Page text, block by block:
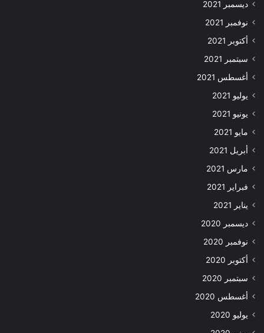
ديسمبر 2021
نوفمبر 2021
أكتوبر 2021
سبتمبر 2021
أغسطس 2021
يوليو 2021
يونيو 2021
مايو 2021
أبريل 2021
مارس 2021
فبراير 2021
يناير 2021
ديسمبر 2020
نوفمبر 2020
أكتوبر 2020
سبتمبر 2020
أغسطس 2020
يوليو 2020